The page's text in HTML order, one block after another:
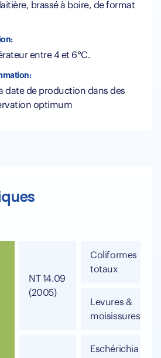
brassé à boire, de format
entre 4 et 6°C.
date de production dans des
optimum
NT 14.09
(2005)
Coliformes
totaux
Levures &
moisissures
Eschérichia